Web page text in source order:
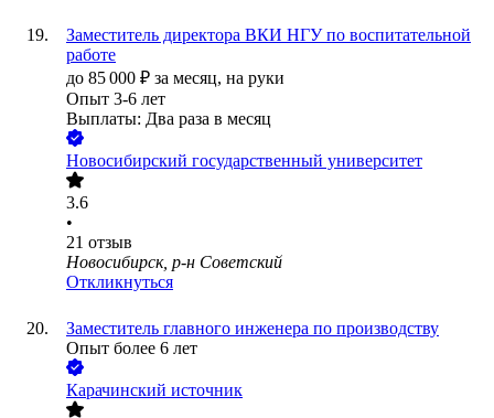
Заместитель директора ВКИ НГУ по воспитательной
работе
до 85 000 ₽ за месяц, на руки
Опыт 3-6 лет
Выплаты: Два раза в месяц
Новосибирский государственный университет
3.6
•
21 отзыв
Новосибирск, р-н Советский
Откликнуться
Заместитель главного инженера по производству
Опыт более 6 лет
Карачинский источник